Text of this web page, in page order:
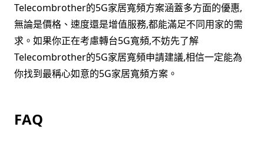
Telecombrother的5G家居寬頻方案涵蓋多方面的優惠,
無論是價格、速度還是增值服務,都能滿足不同用家的需
求。如果你正在考慮轉台5G寬頻,不妨先了解
Telecombrother的5G家居寬頻申請建議,相信一定能為
你找到最稱心如意的5G家居寬頻方案。
FAQ